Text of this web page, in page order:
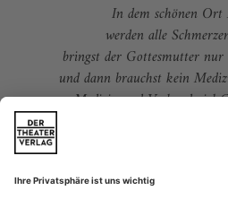
In dem schönen
werden alle
bringst der Gottesmutter nur
und dann brauchst kein
Medizin und Verband viel